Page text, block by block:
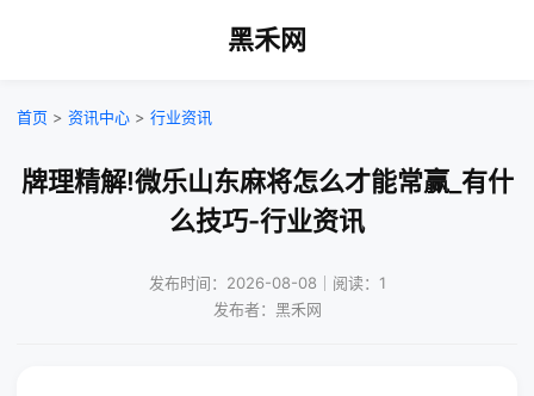
黑禾网
首页 > 资讯中心 > 行业资讯
牌理精解!微乐山东麻将怎么才能常赢_有什
么技巧-行业资讯
发布时间：2026-08-08｜阅读：1
发布者：黑禾网